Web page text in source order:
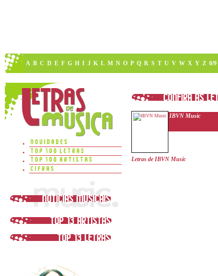
A B C D E F G H I J K L M N O P Q R S T U V W X Y Z 0/9
IBVN Music
Letras de IBVN Music